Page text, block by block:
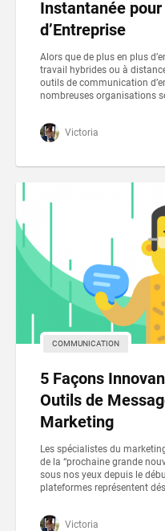
Instantanée
d’Entreprise
Alors que de plus en plus
travail hybrides ou à
outils de communication
nombreuses organisations
Victoria
COMMUNICATION
5 Façons
Outils de
Marketing
Les spécialistes du
de la “prochaine grande
sous nos yeux depuis le
plateformes représentent
Victoria